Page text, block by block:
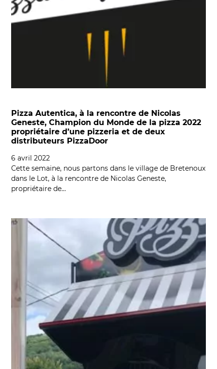
Pizza Autentica, à la rencontre de Nicolas
Geneste, Champion du Monde de la pizza 2022
propriétaire d’une pizzeria et de deux
distributeurs PizzaDoor
6 avril 2022
Cette semaine, nous partons dans le village de Bretenoux
dans le Lot, à la rencontre de Nicolas Geneste,
propriétaire de…